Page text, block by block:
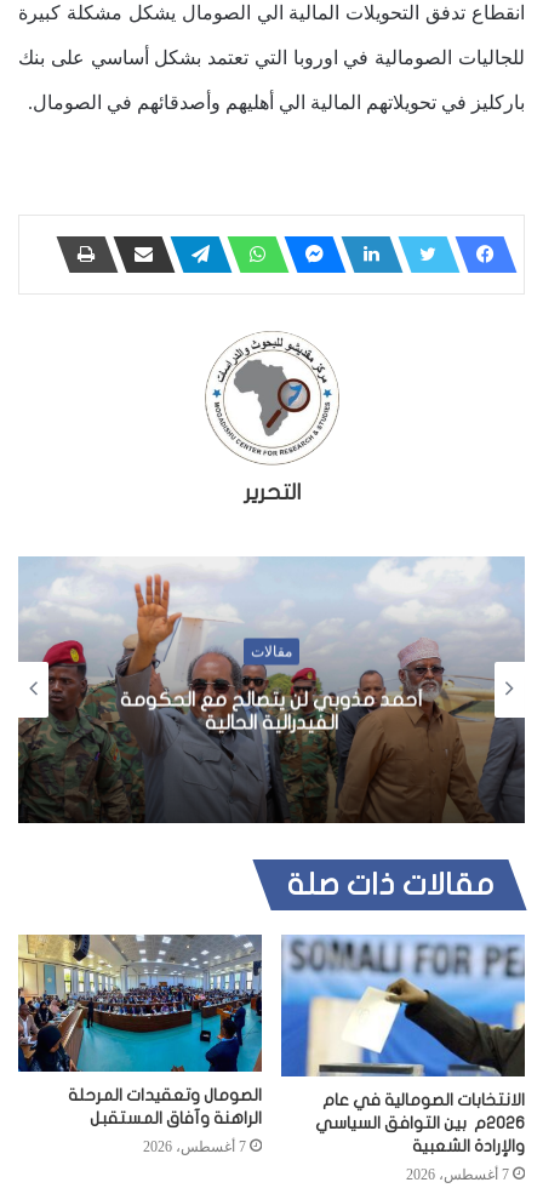
انقطاع تدفق التحويلات المالية الي الصومال يشكل مشكلة كبيرة
للجاليات الصومالية في اوروبا التي تعتمد بشكل أساسي على بنك
باركليز في تحويلاتهم المالية الي أهليهم وأصدقائهم في الصومال.
التحرير
مقالات
أحمد مذوبي لن يتصالح مع الحكومة
الفيدرالية الحالية
مقالات ذات صلة
الانتخابات الصومالية في عام
2026م بين التوافق السياسي
والإرادة الشعبية
7 أغسطس، 2026
الصومال وتعقيدات المرحلة
الراهنة وآفاق المستقبل
7 أغسطس، 2026